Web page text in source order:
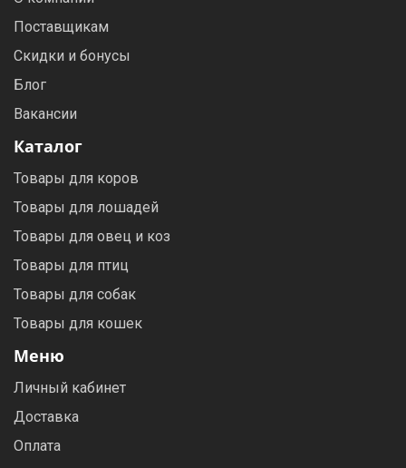
Поставщикам
Скидки и бонусы
Блог
Вакансии
Каталог
Товары для коров
Товары для лошадей
Товары для овец и коз
Товары для птиц
Товары для собак
Товары для кошек
Меню
Личный кабинет
Доставка
Оплата